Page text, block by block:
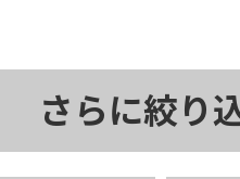
さらに絞り